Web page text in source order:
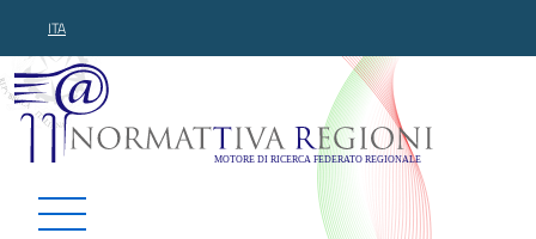
ITA
Normattiva Regioni -